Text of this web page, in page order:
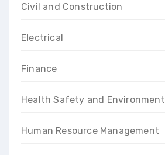
Civil and Construction
Electrical
Finance
Health Safety and Environment
Human Resource Management